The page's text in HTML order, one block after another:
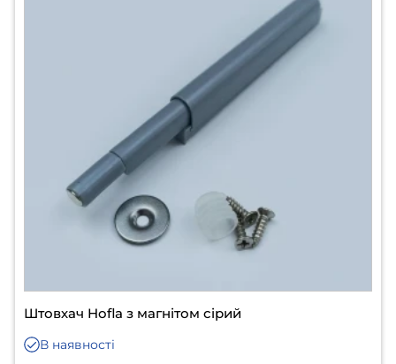
Штовхач Hofla з магнітом сiрий
В наявності